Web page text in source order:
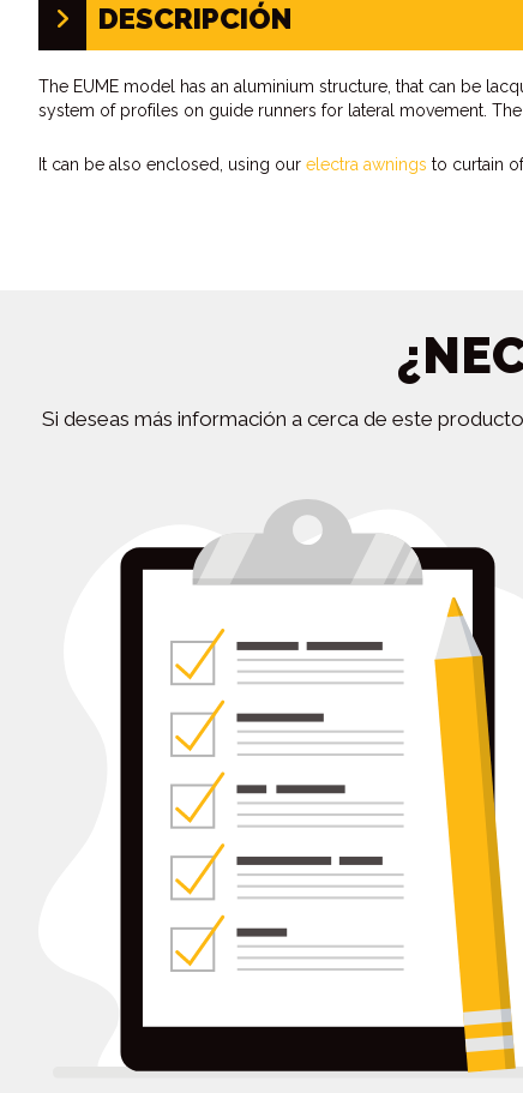
DESCRIPCIÓN
The EUME model has an aluminium structure, that can be
system of profiles on guide runners for lateral movement.
It can be also enclosed, using our electra awnings to curtain
Si deseas más información a cerca de este